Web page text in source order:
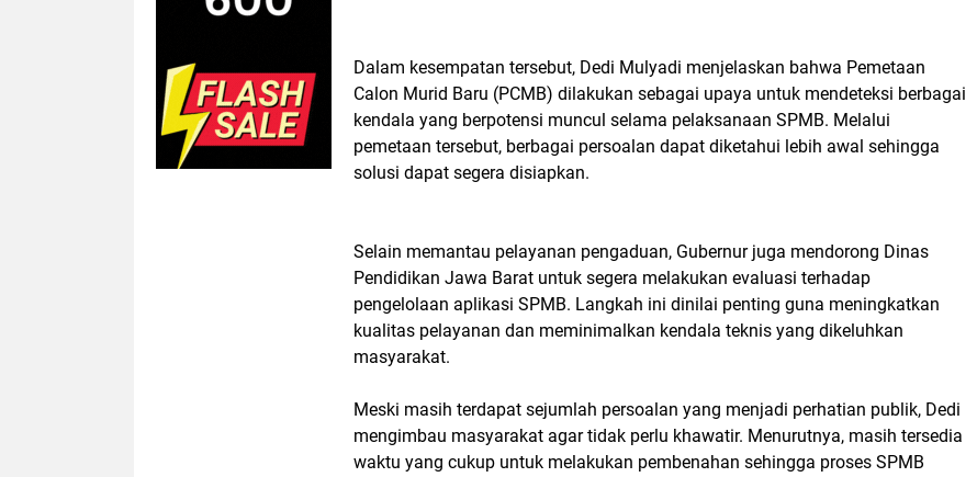
Dalam kesempatan tersebut, Dedi Mulyadi menjelaskan bahwa Pemetaan
Calon Murid Baru (PCMB) dilakukan sebagai upaya untuk mendeteksi berbagai
kendala yang berpotensi muncul selama pelaksanaan SPMB. Melalui
pemetaan tersebut, berbagai persoalan dapat diketahui lebih awal sehingga
solusi dapat segera disiapkan.
Selain memantau pelayanan pengaduan, Gubernur juga mendorong Dinas
Pendidikan Jawa Barat untuk segera melakukan evaluasi terhadap
pengelolaan aplikasi SPMB. Langkah ini dinilai penting guna meningkatkan
kualitas pelayanan dan meminimalkan kendala teknis yang dikeluhkan
masyarakat.
Meski masih terdapat sejumlah persoalan yang menjadi perhatian publik, Dedi
mengimbau masyarakat agar tidak perlu khawatir. Menurutnya, masih tersedia
waktu yang cukup untuk melakukan pembenahan sehingga proses SPMB